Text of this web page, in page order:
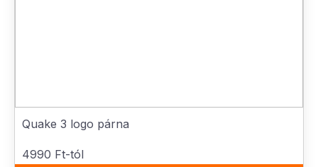
Quake 3 logo párna
4990 Ft-tól